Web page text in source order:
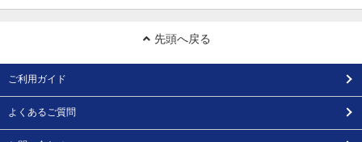
先頭へ戻る
ご利用ガイド
よくあるご質問